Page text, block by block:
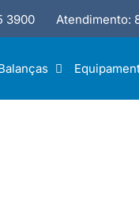
3900 Atendimento: